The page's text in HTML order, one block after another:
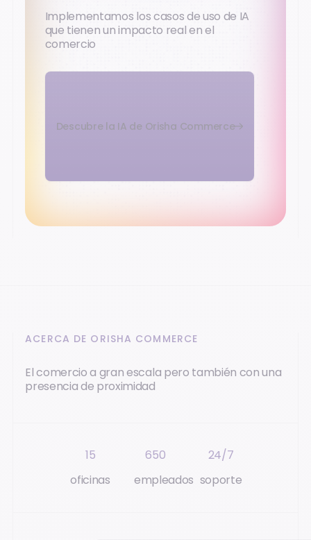
Implementamos los casos de uso de IA
que tienen un impacto real en el
comercio
Descubre la IA de Orisha Commerce
ACERCA DE ORISHA COMMERCE
El comercio a gran escala pero también con una
presencia de proximidad
15
oficinas
650
empleados
24/7
soporte